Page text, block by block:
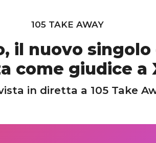
105 TAKE AWAY
il nuovo singolo
come giudice a
in diretta a 105 Take